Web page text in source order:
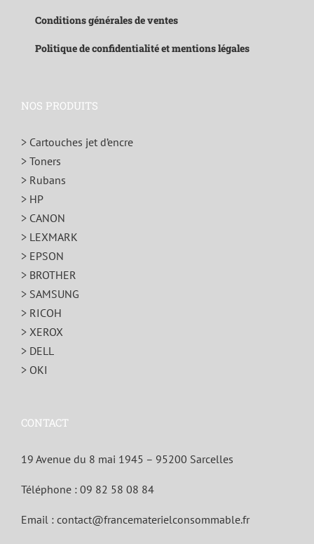
Conditions générales de ventes
Politique de confidentialité et mentions légales
NOS PRODUITS
> Cartouches jet d’encre
> Toners
> Rubans
> HP
> CANON
> LEXMARK
> EPSON
> BROTHER
> SAMSUNG
> RICOH
> XEROX
> DELL
> OKI
CONTACT
19 Avenue du 8 mai 1945 – 95200 Sarcelles
Téléphone : 09 82 58 08 84
Email : contact@francematerielconsommable.fr